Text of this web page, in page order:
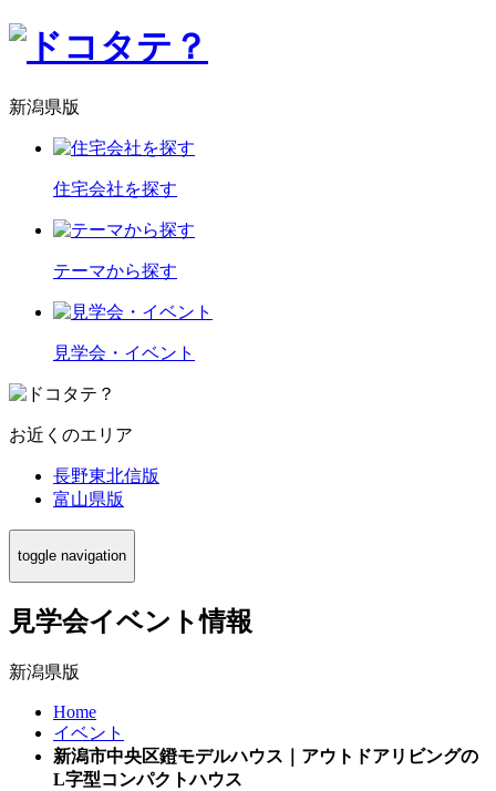
新潟県版
住宅会社を探す
テーマから探す
見学会・イベント
お近くのエリア
長野東北信版
富山県版
toggle navigation
見学会イベント情報
新潟県版
Home
イベント
新潟市中央区鐙モデルハウス｜アウトドアリビングの
L字型コンパクトハウス